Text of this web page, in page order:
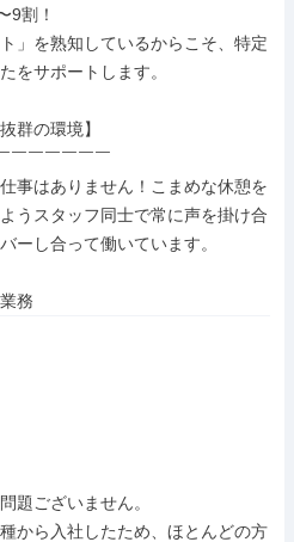
9割！
」を熟知しているからこそ、特定
をサポートします。
群の環境】
￣￣￣￣￣￣
事はありません！こまめな休憩を
うスタッフ同士で常に声を掛け合
ーし合って働いています。
務
題ございません。
から入社したため、ほとんどの方